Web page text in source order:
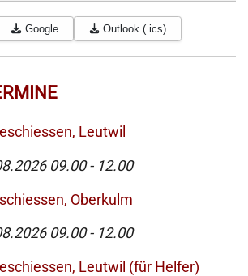
Google Outlook (.ics)
Leutwil
09.00 - 12.00
Oberkulm
09.00 - 12.00
Leutwil (für Helfer)